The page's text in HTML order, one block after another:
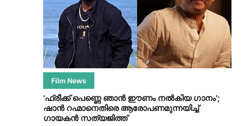
Film News
'ഫ്രീക്ക് പെണ്ണെ ഞാൻ ഈണം നൽകിയ ഗാനം';
ഷാൻ റഹ്മാനെതിരെ ആരോപണമുന്നയിച്ച്
ഗായകൻ സത്യജിത്ത്